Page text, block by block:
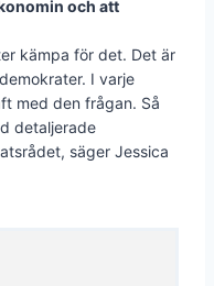
och att
kämpa för det. Det är
I varje
med den frågan. Så
detaljerade
säger Jessica